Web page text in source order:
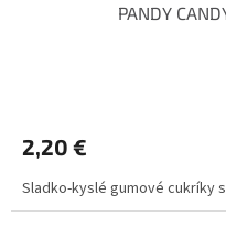
PANDY
2,20 €
Sladko-kyslé gumové cukríky